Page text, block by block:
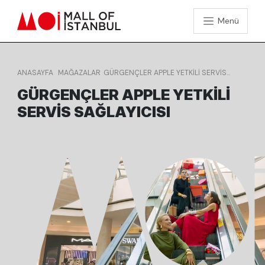
Menü
ANASAYFA MAĞAZALAR GÜRGENÇLER APPLE YETKILI SERVIS
GÜRGENÇLER APPLE YETKILI
SERVIS SAĞLAYICISI